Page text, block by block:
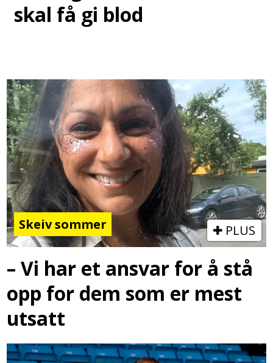
skal få gi blod
Skeiv sommer PLUS
– Vi har et ansvar for å stå
opp for dem som er mest
utsatt